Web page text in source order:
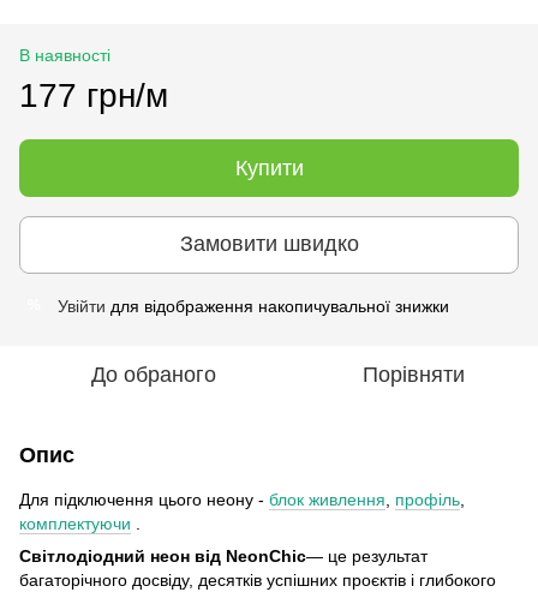
В наявності
177 грн/м
Купити
Замовити швидко
Увійти для відображення накопичувальної знижки
До обраного Порівняти
Опис
Для підключення цього неону - блок живлення профіль
комплектуючи
Світлодіодний неон від NeonChic— це результат
багаторічного досвіду, десятків успішних проєктів і глибокого